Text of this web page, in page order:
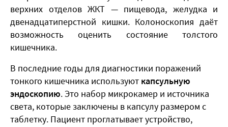
верхних отделов ЖКТ — пищевода, желудка и
двенадцатиперстной кишки. Колоноскопия даёт
возможность оценить состояние толстого
кишечника.
В последние годы для диагностики поражений
тонкого кишечника используют капсульную
эндоскопию. Это набор микрокамер и источника
света, которые заключены в капсулу размером с
таблетку. Пациент проглатывает устройство,